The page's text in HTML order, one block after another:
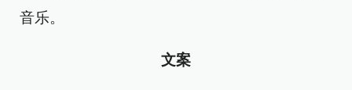
音乐。
文案